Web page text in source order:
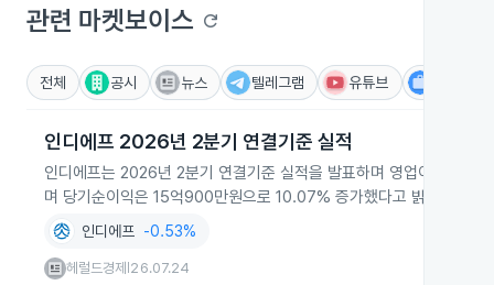
관련 마켓보이스 refresh
전체 공시 뉴스 텔레그램 유튜브
인디에프 2026년 2분기 연결기준 실적
인디에프는 2026년 2분기 연결기준 실적을 발표하며 영업이익 22
며 당기순이익은 15억900만원으로 10.07% 증가했다고 밝혔습니다.
인디에프 -0.53%
헤럴드경제 26.07.24